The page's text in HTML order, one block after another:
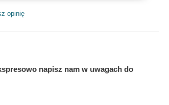
opinię
napisz nam w uwagach do